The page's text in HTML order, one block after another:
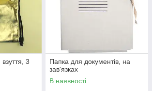
3
Папка для документів, на
зав'язках
В наявності